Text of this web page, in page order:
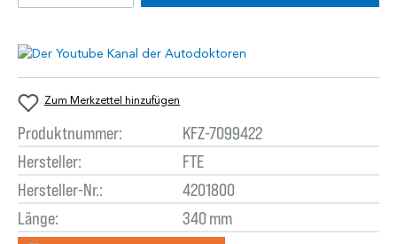
Zum Merkzettel hinzufügen
Produktnummer:
KFZ-7099422
Hersteller:
FTE
Hersteller-Nr.:
4201800
Länge:
340 mm